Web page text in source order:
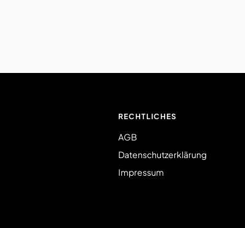
RECHTLICHES
AGB
Datenschutzerklärung
Impressum